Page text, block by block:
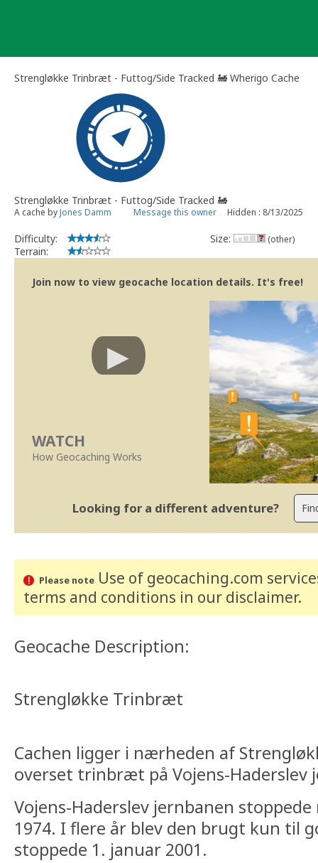
Strengløkke Trinbræt - Futtog/Side Tracked 🚂 Wherigo Cache
Strengløkke Trinbræt - Futtog/Side Tracked 🚂
A cache byJones Damm Message this owner Hidden : 8/13/2025
Difficulty:
Terrain:
Size: (other)
Join now to view geocache location details. It's free!
WATCH
How Geocaching Works
Looking for a different adventure?
Please noteUse of geocaching.com
terms and conditions in our disclaimer.
Geocache Description:
Strengløkke Trinbræt
Cachen ligger i nærheden af
overset trinbræt på Vojens-Haderslev
Vojens-Haderslev jernbanen
1974. I flere år blev den brugt kun til
stoppede 1. januar 2001.